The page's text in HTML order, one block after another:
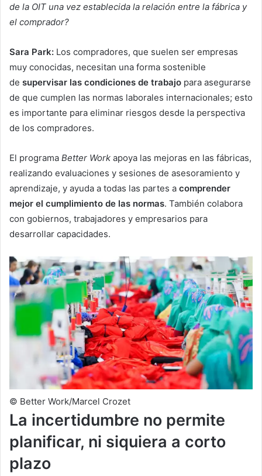
de la OIT una vez establecida la relación entre la fábrica y
el comprador?
Sara Park: Los compradores, que suelen ser empresas
muy conocidas, necesitan una forma sostenible
de supervisar las condiciones de trabajo para asegurarse
de que cumplen las normas laborales internacionales; esto
es importante para eliminar riesgos desde la perspectiva
de los compradores.
El programa Better Work apoya las mejoras en las fábricas,
realizando evaluaciones y sesiones de asesoramiento y
aprendizaje, y ayuda a todas las partes a comprender
mejor el cumplimiento de las normas. También colabora
con gobiernos, trabajadores y empresarios para
desarrollar capacidades.
© Better Work/Marcel Crozet
La incertidumbre no permite
planificar, ni siquiera a corto
plazo